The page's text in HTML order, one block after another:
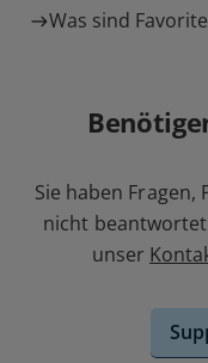
Was sind
Sie haben
nicht
unser